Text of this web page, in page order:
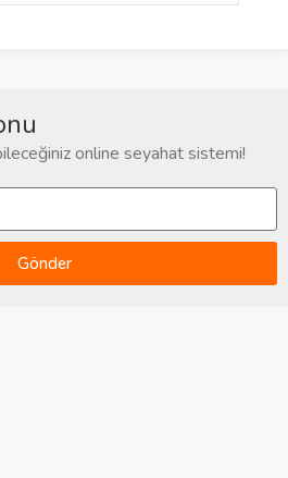
online seyahat sistemi!
Gönder